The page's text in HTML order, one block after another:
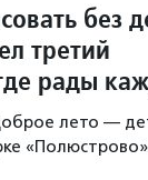
без
третий
рады
лето —